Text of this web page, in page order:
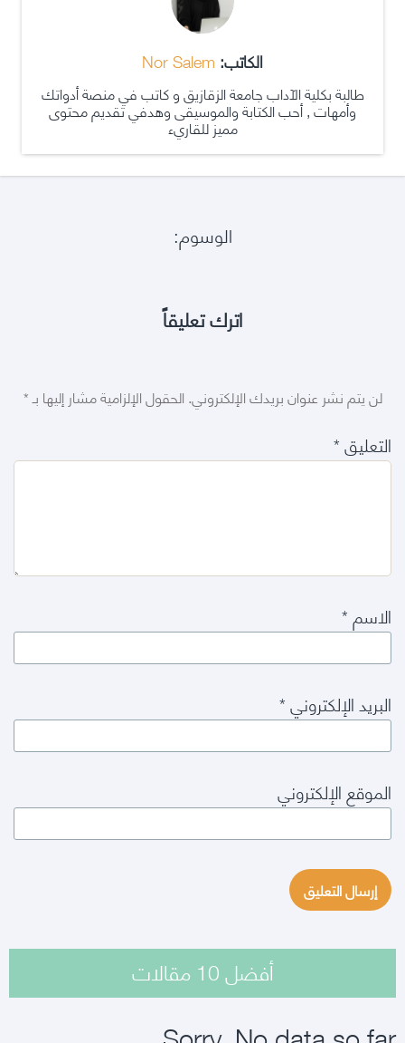
الكاتب: Nor Salem
طالبة بكلية الآداب جامعة الزقازيق و كاتب في منصة أدواتك
وأمهات , أحب الكتابة والموسيقى وهدفي تقديم محتوى
مميز للقاريء
الوسوم:
اترك تعليقاً
لن يتم نشر عنوان بريدك الإلكتروني.الحقول الإلزامية مشار إليها بـ*
التعليق*
الاسم*
البريد الإلكتروني*
الموقع الإلكتروني
أفضل 10 مقالات